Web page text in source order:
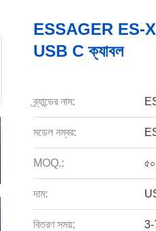
ESSAGER ES-
USB C ক্যাবল
ব্র্যান্ডের নাম:
মডেল নম্বর:
MOQ.: ৫০
দাম:
বিতরণ সময়: 3-